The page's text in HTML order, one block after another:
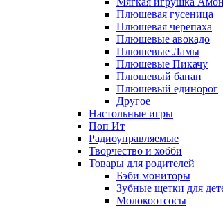
Плюшевая гусеница
Плюшевая черепаха
Плюшевые авокадо
Плюшевые Ламы
Плюшевые Пикачу
Плюшевый банан
Плюшевый единорог
Другое
Настольные игры
Поп Ит
Радиоуправляемые
Творчество и хобби
Товары для родителей
Бэби мониторы
Зубные щетки для
Молокоотсосы